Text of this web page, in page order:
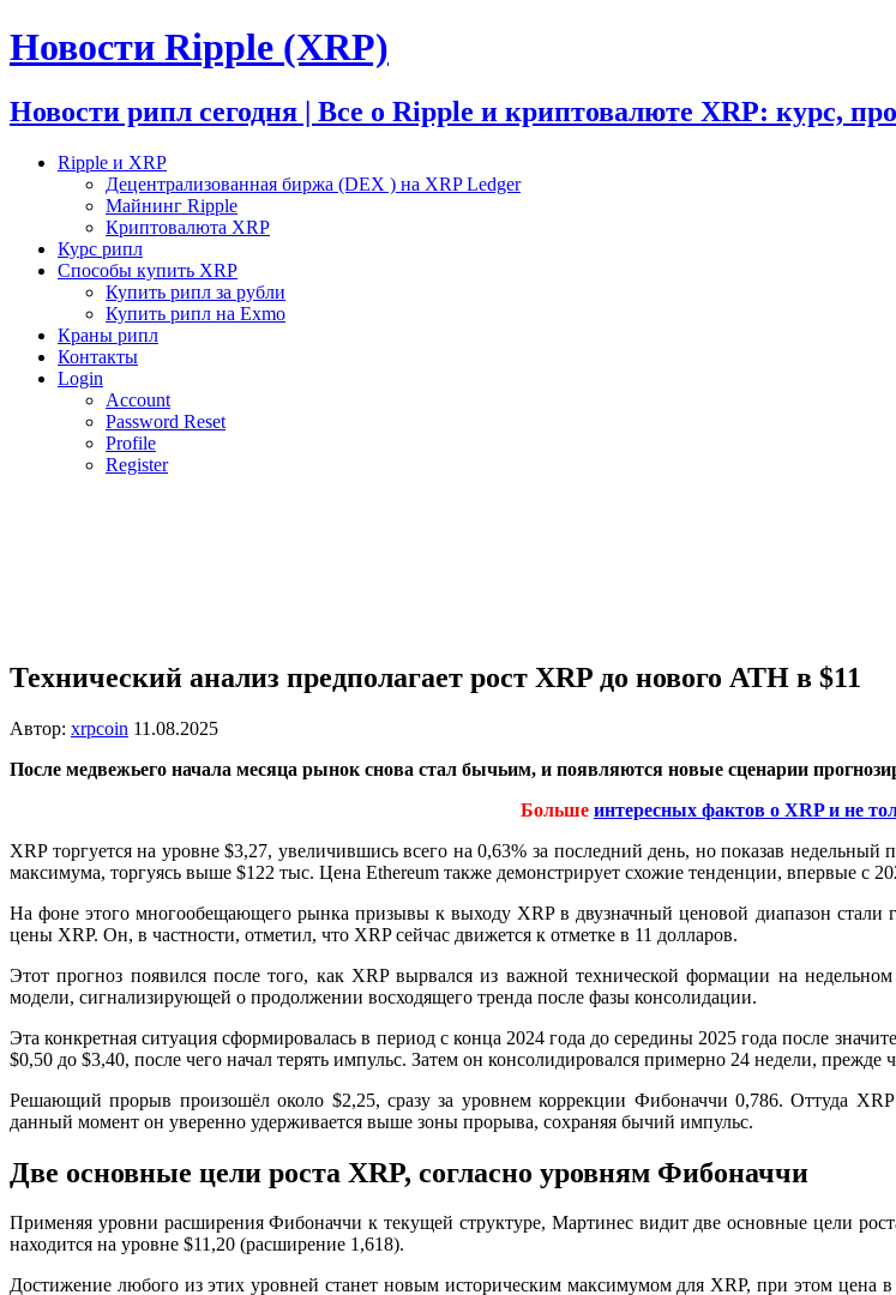
Новости Ripple (XRP)
Новости рипл сегодня | Все о Ripple и криптовалюте XRP: курс,
Ripple и XRP
Децентрализованная биржа (DEX ) на XRP Ledger
Майнинг Ripple
Криптовалюта XRP
Курс рипл
Способы купить XRP
Купить рипл за рубли
Купить рипл на Exmo
Краны рипл
Контакты
Login
Account
Password Reset
Profile
Register
Технический анализ предполагает рост XRP до нового ATH в $11
Автор: xrpcoin 11.08.2025
После медвежьего начала месяца рынок снова стал бычьим, и появляются новые сценарии
Больше интересных фактов о XRP и не
XRP торгуется на уровне $3,27, увеличившись всего на 0,63% за последний день, но показав
максимума, торгуясь выше $122 тыс. Цена Ethereum также демонстрирует схожие тенденции, впервые с
На фоне этого многообещающего рынка призывы к выходу XRP в двузначный ценовой диапазон стали
цены XRP. Он, в частности, отметил, что XRP сейчас движется к отметке в 11 долларов.
Этот прогноз появился после того, как XRP вырвался из важной технической формации на
модели, сигнализирующей о продолжении восходящего тренда после фазы консолидации.
Эта конкретная ситуация сформировалась в период с конца 2024 года до середины 2025 года после
$0,50 до $3,40, после чего начал терять импульс. Затем он консолидировался примерно 24 недели, прежде
Решающий прорыв произошёл около $2,25, сразу за уровнем коррекции Фибоначчи 0,786. Оттуда
данный момент он уверенно удерживается выше зоны прорыва, сохраняя бычий импульс.
Две основные цели роста XRP, согласно уровням Фибоначчи
Применяя уровни расширения Фибоначчи к текущей структуре, Мартинес видит две основные цели
находится на уровне $11,20 (расширение 1,618).
Достижение любого из этих уровней станет новым историческим максимумом для XRP, при этом цена в